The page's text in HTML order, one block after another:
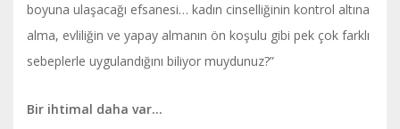
boyuna ulaşacağı efsanesi… kadın cinselliğinin kontrol altına
alma, evliliğin ve yapay almanın ön koşulu gibi pek çok farklı
sebeplerle uygulandığını biliyor muydunuz?”
Bir ihtimal daha var…